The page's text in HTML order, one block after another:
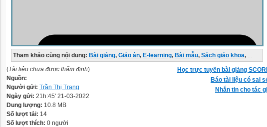
Tham khảo cùng nội dung: Bài giảng, Giáo án, E-learning, Bài mẫu, Sách giáo khoa, ...
Học trực tuyến bài giảng
Báo tài liệu có sai
Nhắn tin cho tác
(Tài liệu chưa được thẩm định)
Nguồn:
Người gửi: Trần Thị Trang
Ngày gửi: 21h:45' 21-03-2022
Dung lượng: 10.8 MB
Số lượt tải: 14
Số lượt thích: 0 người